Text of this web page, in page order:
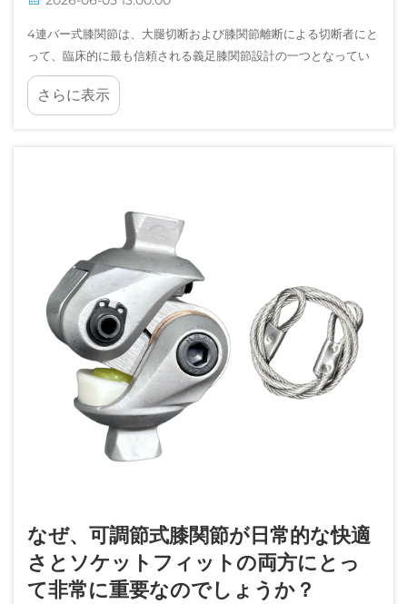
4連バー式膝関節は、大腿切断および膝関節離断による切断者にと
って、臨床的に最も信頼される義足膝関節設計の一つとなってい
ます。その基本構造は、複雑な回転運動を再現するために4つのリ
ンクからなる多中心リンク機構を採用しています…
さらに表示
なぜ、可調節式膝関節が日常的な快適
さとソケットフィットの両方にとっ
て非常に重要なのでしょうか？